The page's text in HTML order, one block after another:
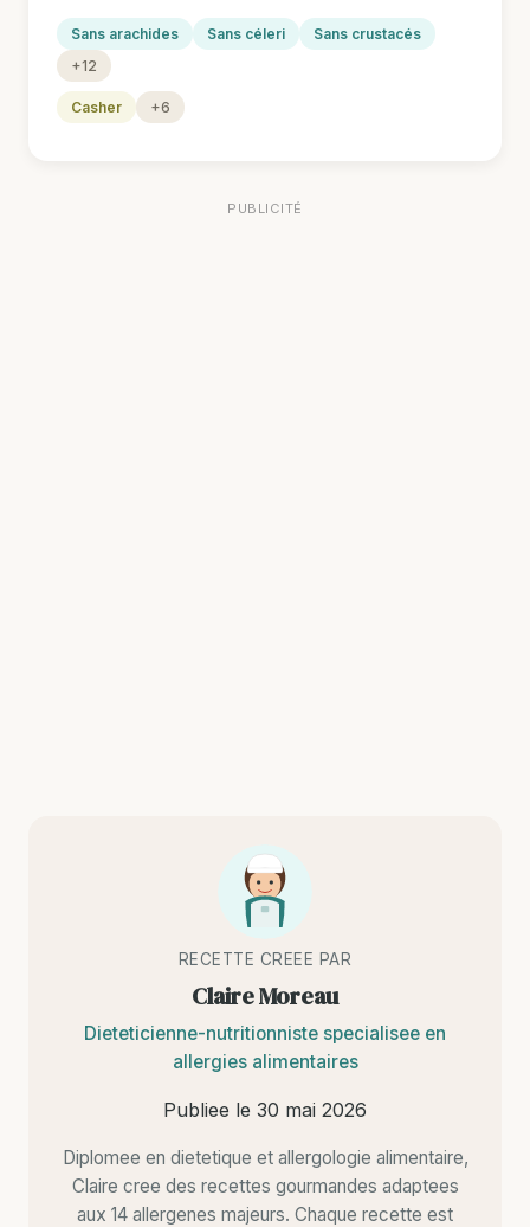
Sans arachides Sans céleri
Sans crustacés
+12
Casher +6
PUBLICITÉ
RECETTE CREEE PAR
Claire Moreau
Dieteticienne-nutritionniste specialisee en
allergies alimentaires
Publiee le 30 mai 2026
Diplomee en dietetique et allergologie alimentaire,
Claire cree des recettes gourmandes adaptees
aux 14 allergenes majeurs. Chaque recette est